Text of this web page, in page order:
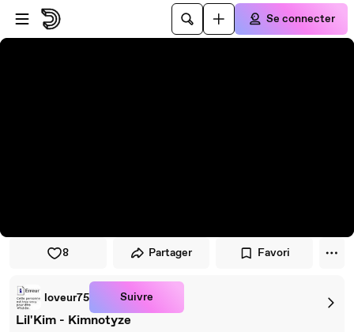
Passer au player
Passer au contenu principal
Se connecter
8 Partager Favori
loveur75 Suivre
Lil'Kim - Kimnotyze